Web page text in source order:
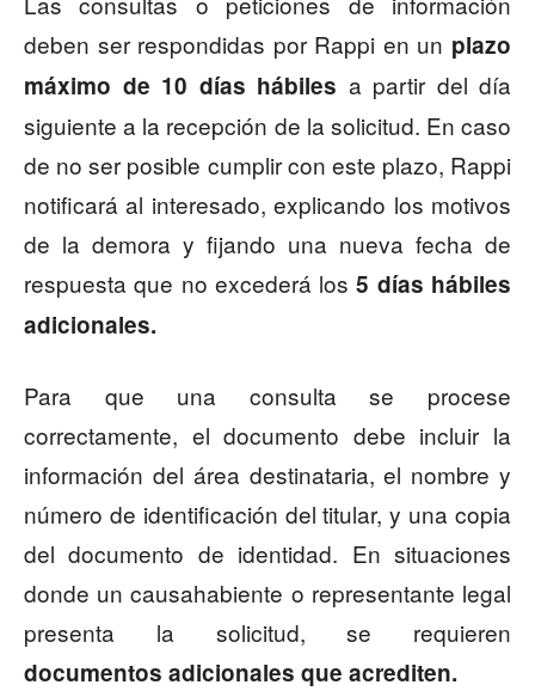
deben ser respondidas por Rappi en un plazo
máximo de 10 días hábiles a partir del día
siguiente a la recepción de la solicitud. En caso
de no ser posible cumplir con este plazo, Rappi
notificará al interesado, explicando los motivos
de la demora y fijando una nueva fecha de
respuesta que no excederá los5 días hábiles
adicionales.
Para que una consulta se procese
correctamente, el documento debe incluir la
información del área destinataria, el nombre y
número de identificación del titular, y una copia
del documento de identidad. En situaciones
donde un causahabiente o representante legal
presenta la solicitud, se requieren
documentos adicionales que acrediten.